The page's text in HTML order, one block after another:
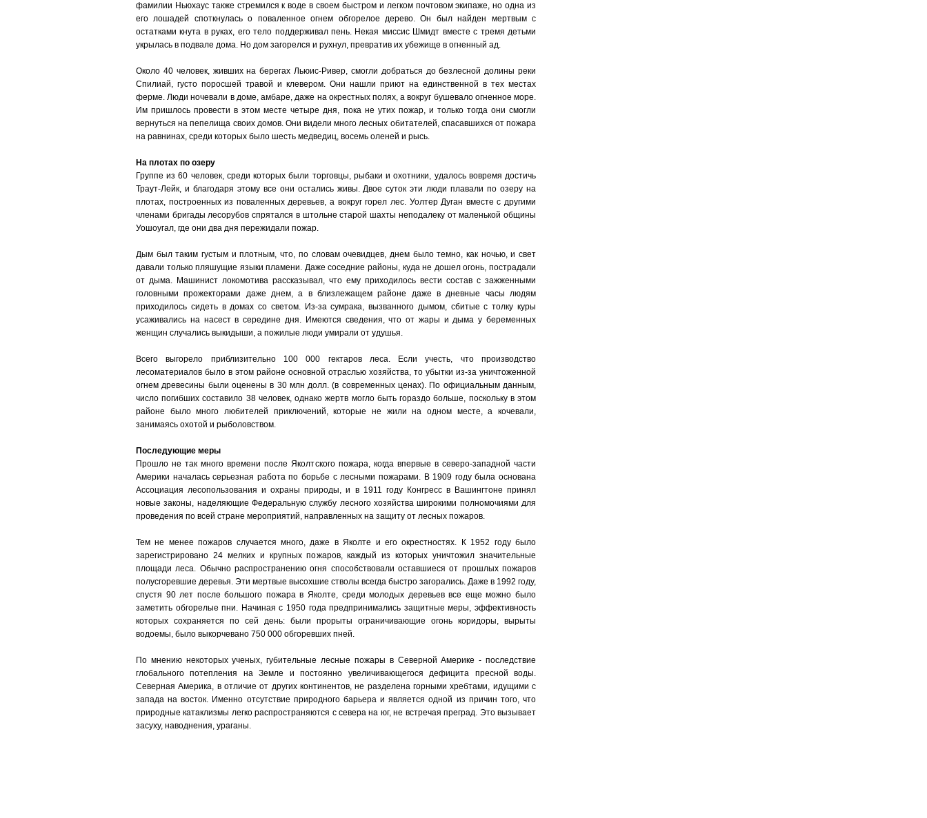
фамилии Ньюхаус также стремился к воде в своем быстром и легком почтовом экипаже, но одна из
его лошадей споткнулась о поваленное огнем обгорелое дерево. Он был найден мертвым с
остатками кнута в руках, его тело поддерживал пень. Некая миссис Шмидт вместе с тремя детьми
укрылась в подвале дома. Но дом загорелся и рухнул, превратив их убежище в огненный ад.
Около 40 человек, живших на берегах Льюис-Ривер, смогли добраться до безлесной долины реки
Спилиай, густо поросшей травой и клевером. Они нашли приют на единственной в тех местах
ферме. Люди ночевали в доме, амбаре, даже на окрестных полях, а вокруг бушевало огненное море.
Им пришлось провести в этом месте четыре дня, пока не утих пожар, и только тогда они смогли
вернуться на пепелища своих домов. Они видели много лесных обитателей, спасавшихся от пожара
на равнинах, среди которых было шесть медведиц, восемь оленей и рысь.
На плотах по озеру
Группе из 60 человек, среди которых были торговцы, рыбаки и охотники, удалось вовремя достичь
Траут-Лейк, и благодаря этому все они остались живы. Двое суток эти люди плавали по озеру на
плотах, построенных из поваленных деревьев, а вокруг горел лес. Уолтер Дуган вместе с другими
членами бригады лесорубов спрятался в штольне старой шахты неподалеку от маленькой общины
Уошоугал, где они два дня пережидали пожар.
Дым был таким густым и плотным, что, по словам очевидцев, днем было темно, как ночью, и свет
давали только пляшущие языки пламени. Даже соседние районы, куда не дошел огонь, пострадали
от дыма. Машинист локомотива рассказывал, что ему приходилось вести состав с зажженными
головными прожекторами даже днем, а в близлежащем районе даже в дневные часы людям
приходилось сидеть в домах со светом. Из-за сумрака, вызванного дымом, сбитые с толку куры
усаживались на насест в середине дня. Имеются сведения, что от жары и дыма у беременных
женщин случались выкидыши, а пожилые люди умирали от удушья.
Всего выгорело приблизительно 100 000 гектаров леса. Если учесть, что производство
лесоматериалов было в этом районе основной отраслью хозяйства, то убытки из-за уничтоженной
огнем древесины были оценены в 30 млн долл. (в современных ценах). По официальным данным,
число погибших составило 38 человек, однако жертв могло быть гораздо больше, поскольку в этом
районе было много любителей приключений, которые не жили на одном месте, а кочевали,
занимаясь охотой и рыболовством.
Последующие меры
Прошло не так много времени после Яколтского пожара, когда впервые в северо-западной части
Америки началась серьезная работа по борьбе с лесными пожарами. В 1909 году была основана
Ассоциация лесопользования и охраны природы, и в 1911 году Конгресс в Вашингтоне принял
новые законы, наделяющие Федеральную службу лесного хозяйства широкими полномочиями для
проведения по всей стране мероприятий, направленных на защиту от лесных пожаров.
Тем не менее пожаров случается много, даже в Яколте и его окрестностях. К 1952 году было
зарегистрировано 24 мелких и крупных пожаров, каждый из которых уничтожил значительные
площади леса. Обычно распространению огня способствовали оставшиеся от прошлых пожаров
полусгоревшие деревья. Эти мертвые высохшие стволы всегда быстро загорались. Даже в 1992 году,
спустя 90 лет после большого пожара в Яколте, среди молодых деревьев все еще можно было
заметить обгорелые пни. Начиная с 1950 года предпринимались защитные меры, эффективность
которых сохраняется по сей день: были прорыты ограничивающие огонь коридоры, вырыты
водоемы, было выкорчевано 750 000 обгоревших пней.
По мнению некоторых ученых, губительные лесные пожары в Северной Америке - последствие
глобального потепления на Земле и постоянно увеличивающегося дефицита пресной воды.
Северная Америка, в отличие от других континентов, не разделена горными хребтами, идущими с
запада на восток. Именно отсутствие природного барьера и является одной из причин того, что
природные катаклизмы легко распространяются с севера на юг, не встречая преград. Это вызывает
засуху, наводнения, ураганы.